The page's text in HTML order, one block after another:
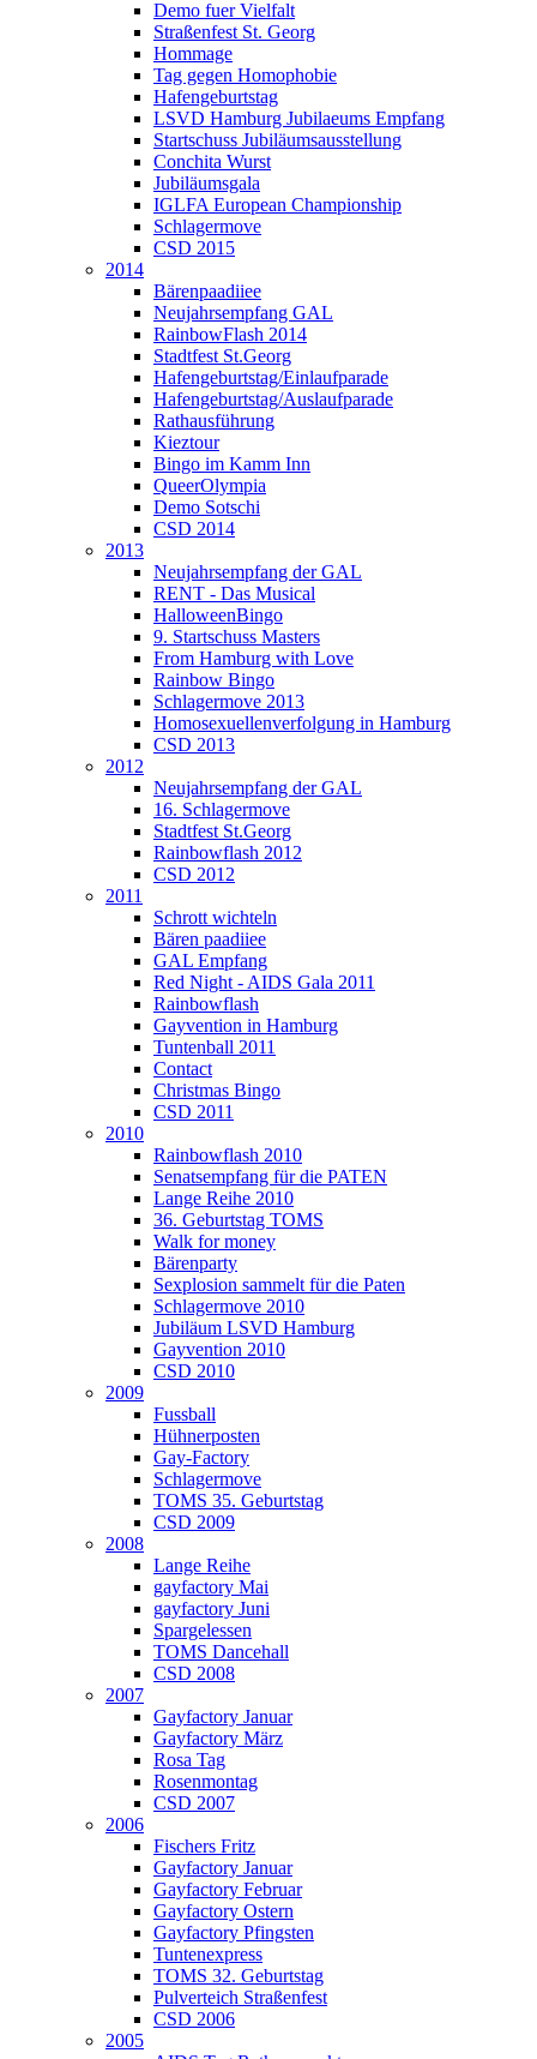
Demo fuer Vielfalt
Straßenfest St. Georg
Hommage
Tag gegen Homophobie
Hafengeburtstag
LSVD Hamburg Jubilaeums Empfang
Startschuss Jubiläumsausstellung
Conchita Wurst
Jubiläumsgala
IGLFA European Championship
Schlagermove
CSD 2015
2014
Bärenpaadiiee
Neujahrsempfang GAL
RainbowFlash 2014
Stadtfest St.Georg
Hafengeburtstag/Einlaufparade
Hafengeburtstag/Auslaufparade
Rathausführung
Kieztour
Bingo im Kamm Inn
QueerOlympia
Demo Sotschi
CSD 2014
2013
Neujahrsempfang der GAL
RENT - Das Musical
HalloweenBingo
9. Startschuss Masters
From Hamburg with Love
Rainbow Bingo
Schlagermove 2013
Homosexuellenverfolgung in Hamburg
CSD 2013
2012
Neujahrsempfang der GAL
16. Schlagermove
Stadtfest St.Georg
Rainbowflash 2012
CSD 2012
2011
Schrott wichteln
Bären paadiiee
GAL Empfang
Red Night - AIDS Gala 2011
Rainbowflash
Gayvention in Hamburg
Tuntenball 2011
Contact
Christmas Bingo
CSD 2011
2010
Rainbowflash 2010
Senatsempfang für die PATEN
Lange Reihe 2010
36. Geburtstag TOMS
Walk for money
Bärenparty
Sexplosion sammelt für die Paten
Schlagermove 2010
Jubiläum LSVD Hamburg
Gayvention 2010
CSD 2010
2009
Fussball
Hühnerposten
Gay-Factory
Schlagermove
TOMS 35. Geburtstag
CSD 2009
2008
Lange Reihe
gayfactory Mai
gayfactory Juni
Spargelessen
TOMS Dancehall
CSD 2008
2007
Gayfactory Januar
Gayfactory März
Rosa Tag
Rosenmontag
CSD 2007
2006
Fischers Fritz
Gayfactory Januar
Gayfactory Februar
Gayfactory Ostern
Gayfactory Pfingsten
Tuntenexpress
TOMS 32. Geburtstag
Pulverteich Straßenfest
CSD 2006
2005